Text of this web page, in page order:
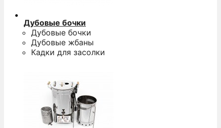
Дубовые бочки
Дубовые бочки
Дубовые жбаны
Кадки для засолки